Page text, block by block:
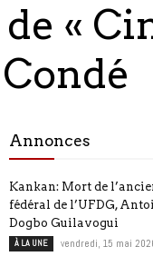
«
Annonces
Kankan: Mort de
fédéral de l’UFDG,
Dogbo Guilavogui
À LA UNE vendredi, 15 mai